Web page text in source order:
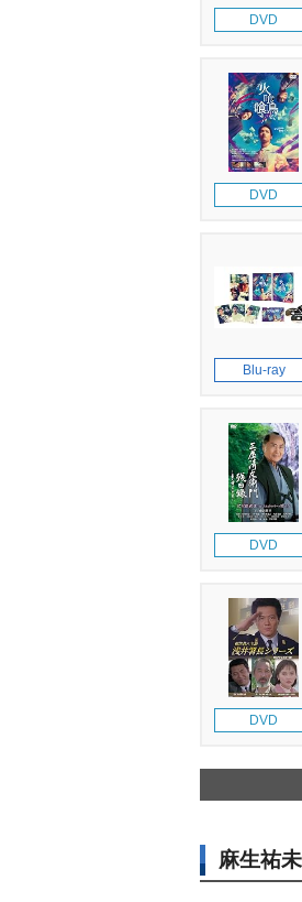
DVD
DVD
Blu-ray
DVD
DVD
麻生祐